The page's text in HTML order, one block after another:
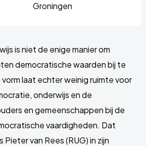
Groningen
is niet de enige manier om
democratische waarden bij te
laat echter weinig ruimte voor
onderwijs en de
en gemeenschappen bij de
vaardigheden. Dat
van Rees (RUG) in zijn